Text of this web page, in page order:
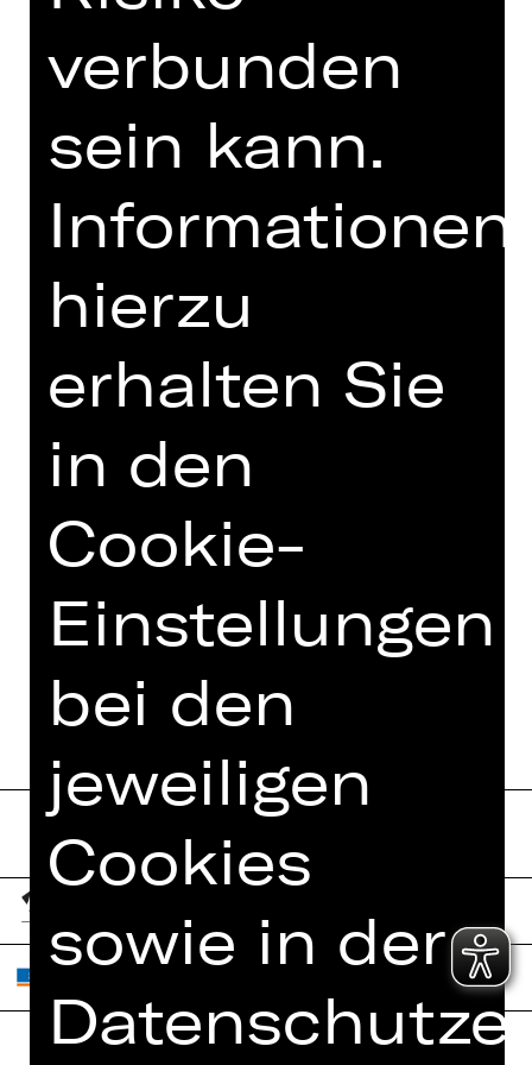
UNTERSTÜTZUNG
Damenclub zur Förderung der Oper
Nürnberg
verbunden
sein kann.
Informationen
hierzu
erhalten Sie
in den
Cookie-
Einstellungen
bei den
jeweiligen
Cookies
sowie in der